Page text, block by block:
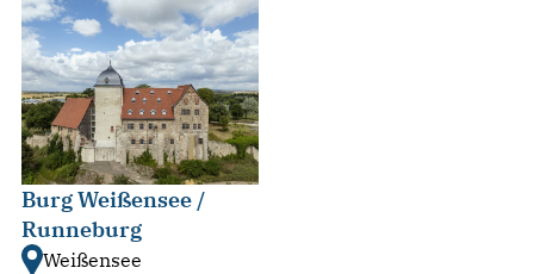
Burg Weißensee /
Runneburg
Weißensee